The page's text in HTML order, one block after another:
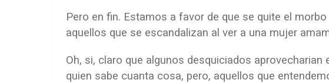
Pero en fin. Estamos a favor de que se quite el
aquellos que se escandalizan al ver a una mujer
Oh, si, claro que algunos desquiciados
quien sabe cuanta cosa, pero, aquellos que